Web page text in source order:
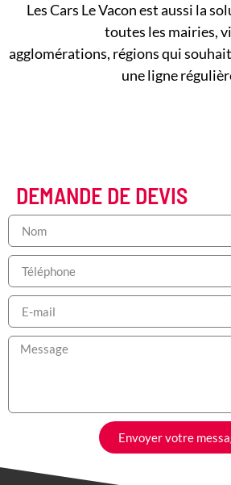
Les Cars Le Vacon est aussi la
toutes les mairies,
agglomérations, régions qui
une ligne
DEMANDE DE DEVIS
Envoyer votre